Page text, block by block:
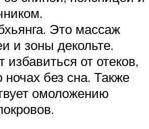
Это массаж
и зоны декольте.
избавиться от отеков,
ночах без сна. Также
омоложению